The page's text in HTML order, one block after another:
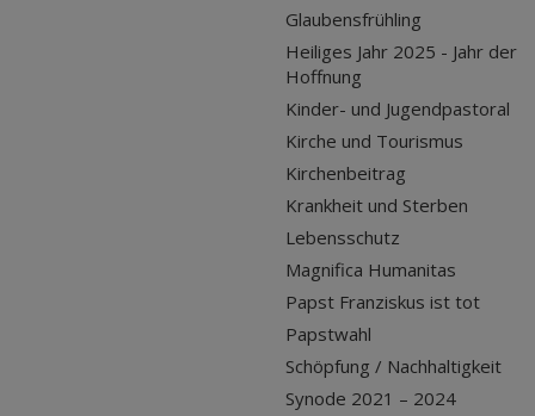
Glaubensfrühling
Heiliges Jahr 2025 - Jahr der
Hoffnung
Kinder- und Jugendpastoral
Kirche und Tourismus
Kirchenbeitrag
Krankheit und Sterben
Lebensschutz
Magnifica Humanitas
Papst Franziskus ist tot
Papstwahl
Schöpfung / Nachhaltigkeit
Synode 2021 – 2024